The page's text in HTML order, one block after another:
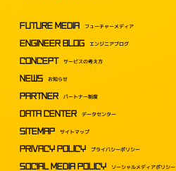
FUTURE MEDIA フューチャーメディア
ENGINEER BLOG エンジニアブログ
CONCEPT サービスの考え方
NEWS お知らせ
PARTNER パートナー制度
DATA CENTER データセンター
SITEMAP サイトマップ
PRIVACY POLICY プライバシーポリシー
SOCIAL MEDIA POLICY ソーシャルメディアポリシー